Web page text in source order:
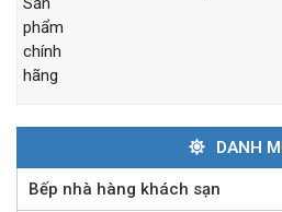
DANH
Bếp nhà hàng khách sạn
Lò nướng
Liên hệ